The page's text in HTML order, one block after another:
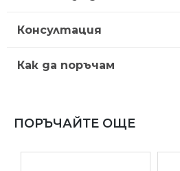
Консултация
Как да поръчам
ПОРЪЧАЙТЕ ОЩЕ